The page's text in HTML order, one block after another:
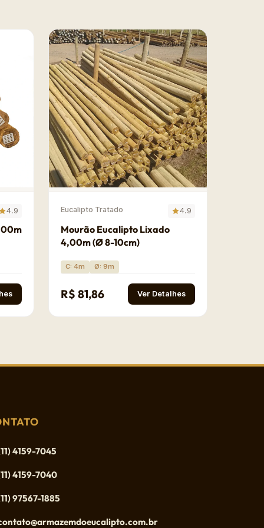
4.9 Eucalipto Tratado 4.9
Mourão Eucalipto Lixado
4,00m (Ø 8-10cm)
C: 4m Ø: 9m
R$ 81,86 Ver Detalhes
4159-7045
4159-7040
97567-1885